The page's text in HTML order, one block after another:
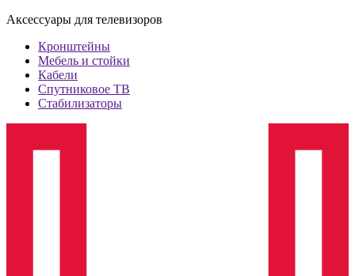
Аксессуары для телевизоров
Кронштейны
Мебель и стойки
Кабели
Спутниковое ТВ
Стабилизаторы